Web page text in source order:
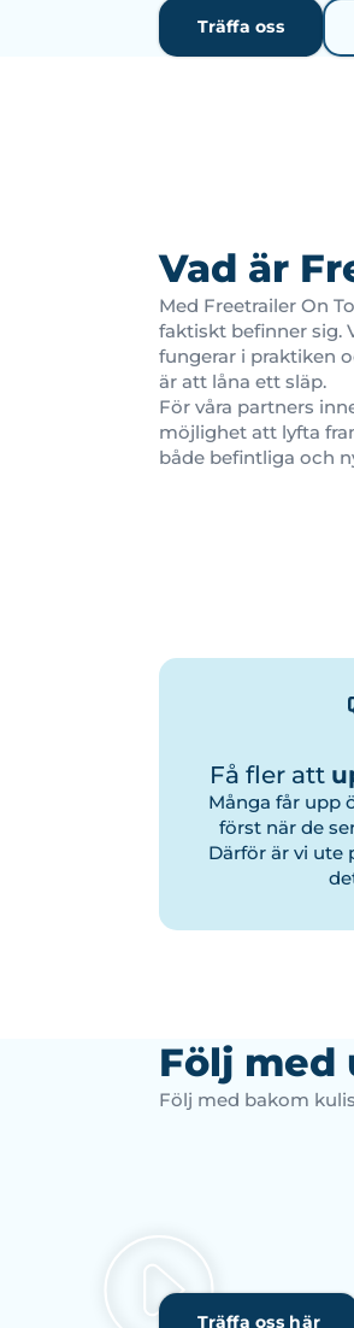
Träffa oss
Vad är
Med Freetrailer On
faktiskt befinner sig.
fungerar i praktiken
är att låna ett släp.
För våra partners
möjlighet att lyfta
både befintliga och
Få fler att
Många får upp
först när de
Därför är vi ute
Följ med
Följ med bakom
Träffa oss här